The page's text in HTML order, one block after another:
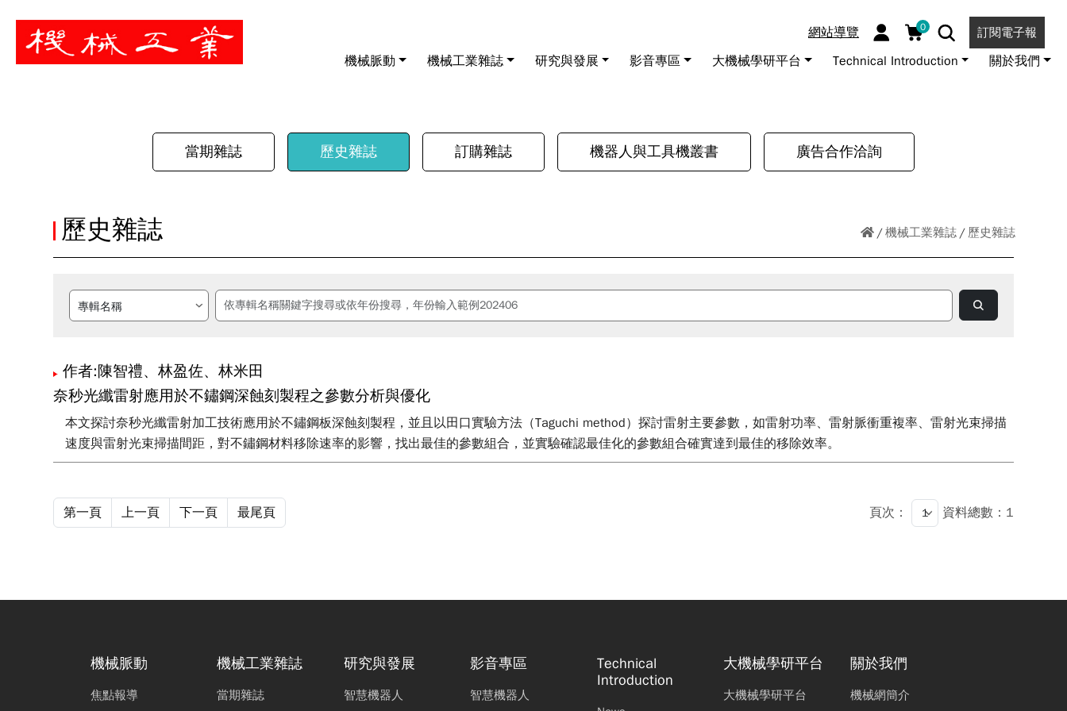
網站導覽 0 訂閱電子報
機械脈動 機械工業雜誌 研究與發展 影音專區 大機械學研平台 Technical Introduction 關於我們
暫停
當期雜誌 歷史雜誌 訂購雜誌 機器人與工具機叢書 廣告合作洽詢
機械工業雜誌 歷史雜誌
歷史雜誌
作者:陳智禮、林盈佐、林米田
奈秒光纖雷射應用於不鏽鋼深蝕刻製程之參數分析與優化
本文探討奈秒光纖雷射加工技術應用於不鏽鋼板深蝕刻製程，並且以田口實驗方法（Taguchi method）探討雷射主要參數，如雷射功率、雷射脈衝重複率、雷射光束掃描
速度與雷射光束掃描間距，對不鏽鋼材料移除速率的影響，找出最佳的參數組合，並實驗確認最佳化的參數組合確實達到最佳的移除效率。
第一頁 上一頁 下一頁 最尾頁 頁次： 資料總數：1
機械脈動
焦點報導
機械工業雜誌
當期雜誌
研究與發展
智慧機器人
影音專區
智慧機器人
Technical
Introduction
大機械學研平台
大機械學研平台
關於我們
機械網簡介